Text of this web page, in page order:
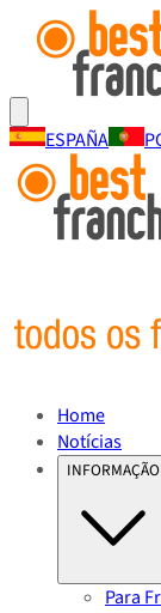
ESPAÑA
Home
Notícias
INFORMAÇÃO
Para